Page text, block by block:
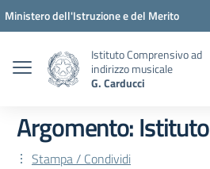
Vai ai contenuti
Vai al menu di navigazione
Vai al footer
Ministero dell'Istruzione e del Merito
Istituto Comprensivo ad
indirizzo musicale
G. Carducci
Argomento: Istituto
Stampa / Condividi